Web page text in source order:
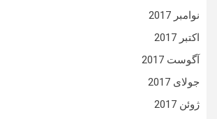
نوامبر 2017
اکتبر 2017
آگوست 2017
جولای 2017
ژوئن 2017